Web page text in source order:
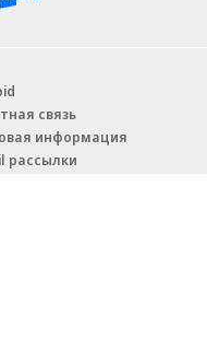
связь
информация
рассылки